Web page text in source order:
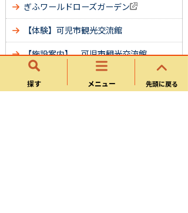
探す メニュー 先頭に戻る
ぎふワールドローズガーデン
【体験】可児市観光交流館
【施設案内】 可児市観光交流館